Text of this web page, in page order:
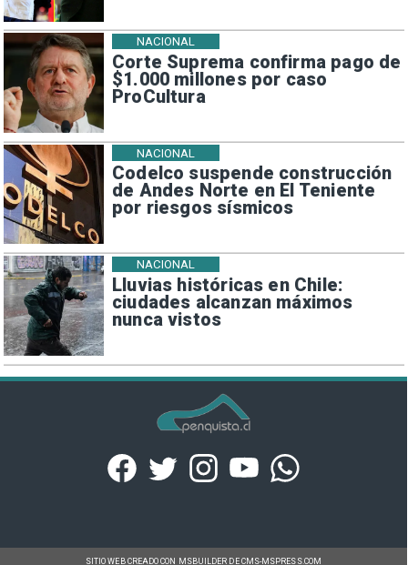
Corte Suprema confirma pago de
$1.000 millones por caso
ProCultura
NACIONAL
Codelco suspende construcción
de Andes Norte en El Teniente
por riesgos sísmicos
NACIONAL
Lluvias históricas en Chile:
ciudades alcanzan máximos
nunca vistos
NACIONAL
SITIO WEB CREADO CON MSBUILDER DE CMS-MSPRESS.COM